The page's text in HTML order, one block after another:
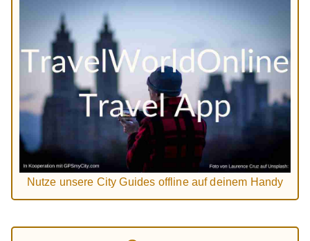
Nutze unsere City Guides offline auf deinem Handy